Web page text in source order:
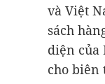
và Việt
sách
diện của
cho biên